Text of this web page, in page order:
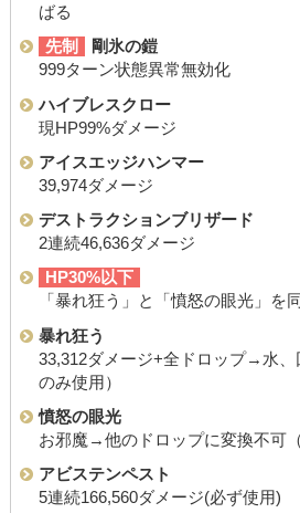
ばる
先制
剛氷の鎧
999ターン状態異常無効化
ハイブレスクロー
現HP99%ダメージ
アイスエッジハンマー
39,974ダメージ
デストラクションブリザード
2連続46,636ダメージ
HP30%以下
「暴れ狂う」と「憤怒の眼光」を
暴れ狂う
33,312ダメージ+全ドロップ→水
のみ使用）
憤怒の眼光
お邪魔→他のドロップに変換不可
アビステンペスト
5連続166,560ダメージ(必ず使用)